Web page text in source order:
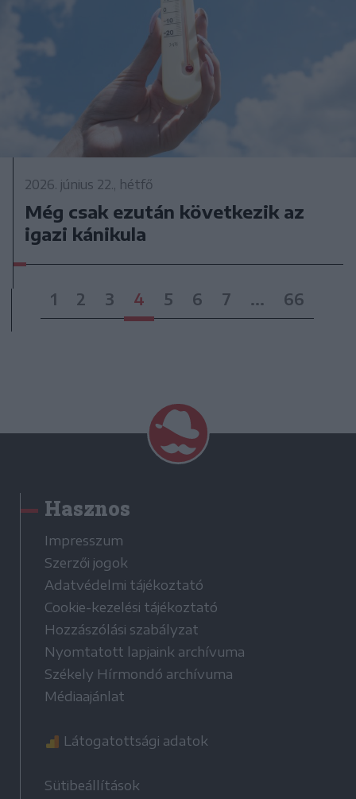
2026. június 22., hétfő
Még csak ezután következik az
igazi kánikula
1 2 3 4 5 6 7 ... 66
Hasznos
Impresszum
Szerzői jogok
Adatvédelmi tájékoztató
Cookie-kezelési tájékoztató
Hozzászólási szabályzat
Nyomtatott lapjaink archívuma
Székely Hírmondó archívuma
Médiaajánlat
Látogatottsági adatok
Sütibeállítások